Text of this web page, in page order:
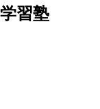
習塾